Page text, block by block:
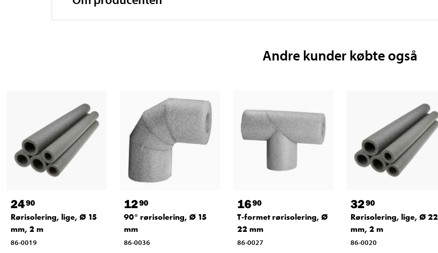
Andre kunder købte også
2490
Rørisolering, lige, Ø 15
mm, 2 m
86-0019
1290
90° rørisolering, Ø 15
mm
86-0036
1690
T-formet rørisolering, Ø
22 mm
86-0027
3290
Rørisolering, lige, Ø 22
mm, 2 m
86-0020